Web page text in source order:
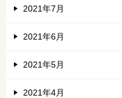
2021年7月
2021年6月
2021年5月
2021年4月